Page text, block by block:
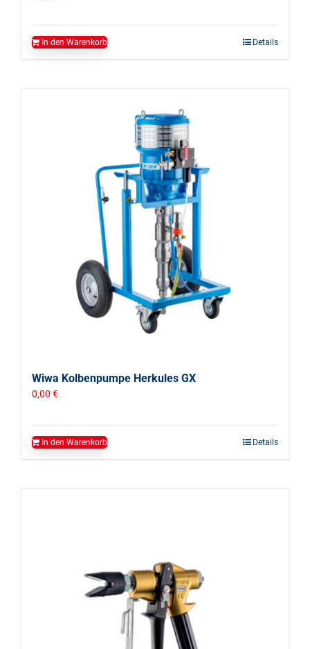
In den Warenkorb Details
Wiwa Kolbenpumpe Herkules GX
0,00 €
In den Warenkorb Details